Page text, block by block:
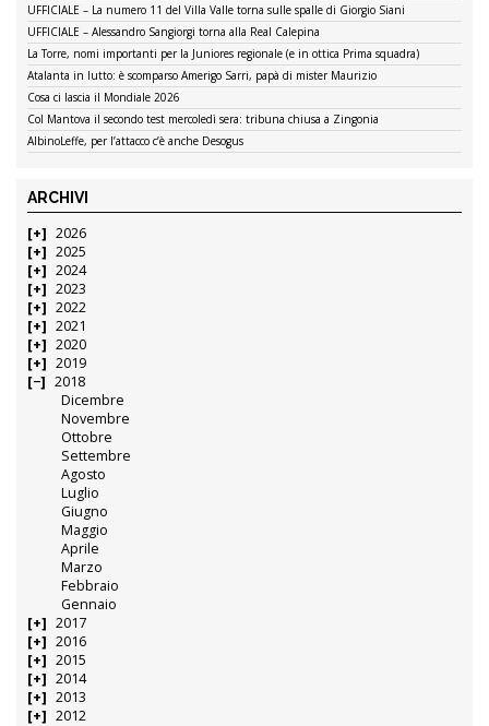
UFFICIALE – La numero 11 del Villa Valle torna sulle spalle di Giorgio Siani
UFFICIALE – Alessandro Sangiorgi torna alla Real Calepina
La Torre, nomi importanti per la Juniores regionale (e in ottica Prima squadra)
Atalanta in lutto: è scomparso Amerigo Sarri, papà di mister Maurizio
Cosa ci lascia il Mondiale 2026
Col Mantova il secondo test mercoledì sera: tribuna chiusa a Zingonia
AlbinoLeffe, per l’attacco c’è anche Desogus
ARCHIVI
2026
2025
2024
2023
2022
2021
2020
2019
2018
Dicembre
Novembre
Ottobre
Settembre
Agosto
Luglio
Giugno
Maggio
Aprile
Marzo
Febbraio
Gennaio
2017
2016
2015
2014
2013
2012